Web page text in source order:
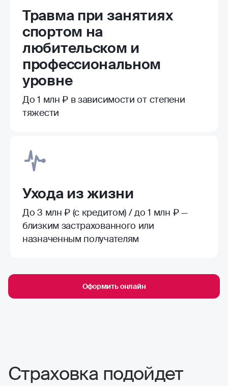
Травма при занятиях
спортом на
любительском и
профессиональном
уровне
До 1 млн ₽ в зависимости от степени
тяжести
Ухода из жизни
До 3 млн ₽ (с кредитом) / до 1 млн ₽ —
близким застрахованного или
назначенным получателям
Оформить онлайн
Страховка подойдет